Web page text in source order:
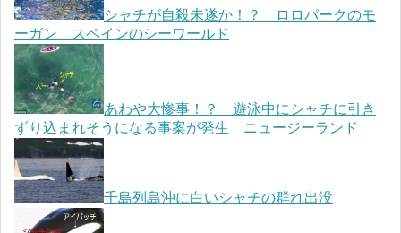
シャチが自殺未遂か！？ ロロパークのモ
ーガン スペインのシーワールド
あわや大惨事！？ 遊泳中にシャチに引き
ずり込まれそうになる事案が発生 ニュージーランド
千島列島沖に白いシャチの群れ出没